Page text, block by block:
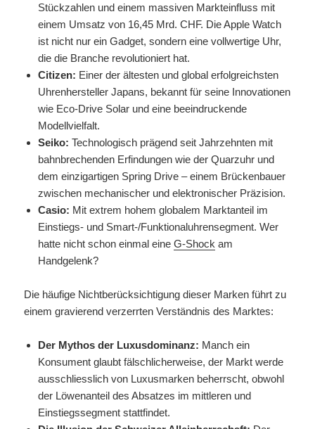
Stückzahlen und einem massiven Markteinfluss mit
einem Umsatz von 16,45 Mrd. CHF. Die Apple Watch
ist nicht nur ein Gadget, sondern eine vollwertige Uhr,
die die Branche revolutioniert hat.
Citizen: Einer der ältesten und global erfolgreichsten
Uhrenhersteller Japans, bekannt für seine Innovationen
wie Eco-Drive Solar und eine beeindruckende
Modellvielfalt.
Seiko: Technologisch prägend seit Jahrzehnten mit
bahnbrechenden Erfindungen wie der Quarzuhr und
dem einzigartigen Spring Drive – einem Brückenbauer
zwischen mechanischer und elektronischer Präzision.
Casio: Mit extrem hohem globalem Marktanteil im
Einstiegs- und Smart-/Funktionaluhrensegment. Wer
hatte nicht schon einmal eineG-Shock am
Handgelenk?
Die häufige Nichtberücksichtigung dieser Marken führt zu
einem gravierend verzerrten Verständnis des Marktes:
Der Mythos der Luxusdominanz: Manch ein
Konsument glaubt fälschlicherweise, der Markt werde
ausschliesslich von Luxusmarken beherrscht, obwohl
der Löwenanteil des Absatzes im mittleren und
Einstiegssegment stattfindet.